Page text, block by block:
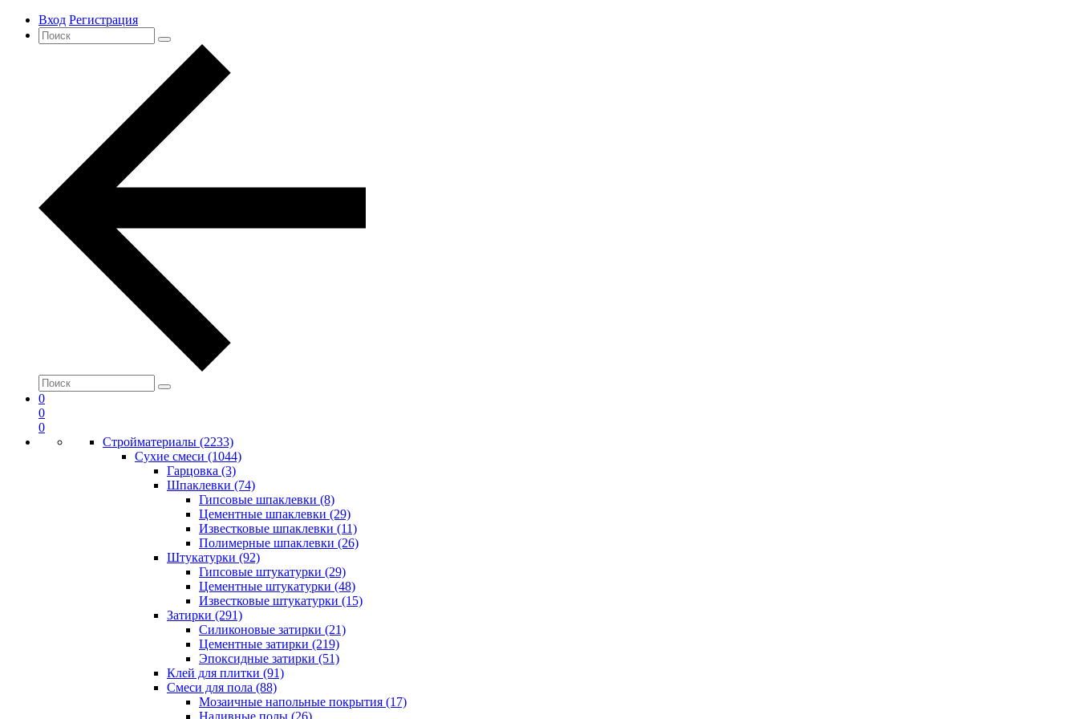
Вход Регистрация
0
0
0
Стройматериалы (2233)
Сухие смеси (1044)
Гарцовка (3)
Шпаклевки (74)
Гипсовые шпаклевки (8)
Цементные шпаклевки (29)
Известковые шпаклевки (11)
Полимерные шпаклевки (26)
Штукатурки (92)
Гипсовые штукатурки (29)
Цементные штукатурки (48)
Известковые штукатурки (15)
Затирки (291)
Силиконовые затирки (21)
Цементные затирки (219)
Эпоксидные затирки (51)
Клей для плитки (91)
Смеси для пола (88)
Мозаичные напольные покрытия (17)
Наливные полы (26)